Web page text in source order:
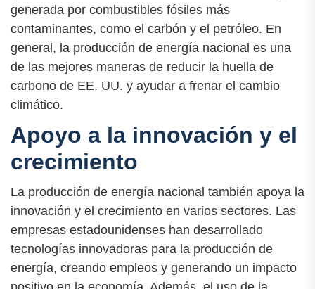
generada por combustibles fósiles más
contaminantes, como el carbón y el petróleo. En
general, la producción de energía nacional es una
de las mejores maneras de reducir la huella de
carbono de EE. UU. y ayudar a frenar el cambio
climático.
Apoyo a la innovación y el
crecimiento
La producción de energía nacional también apoya la
innovación y el crecimiento en varios sectores. Las
empresas estadounidenses han desarrollado
tecnologías innovadoras para la producción de
energía, creando empleos y generando un impacto